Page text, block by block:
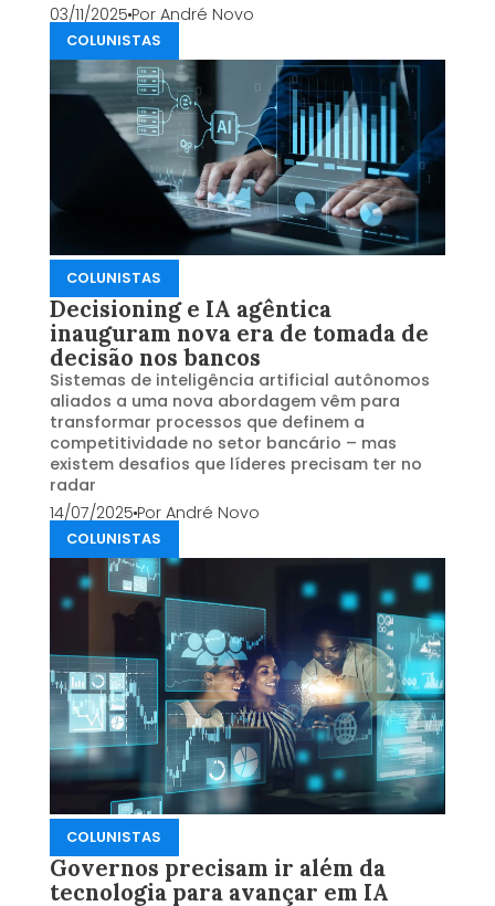
03/11/2025Por André Novo
COLUNISTAS
COLUNISTAS
Decisioning e IA agêntica
inauguram nova era de tomada de
decisão nos bancos
Sistemas de inteligência artificial autônomos
aliados a uma nova abordagem vêm para
transformar processos que definem a
competitividade no setor bancário – mas
existem desafios que líderes precisam ter no
radar
14/07/2025Por André Novo
COLUNISTAS
COLUNISTAS
Governos precisam ir além da
tecnologia para avançar em IA